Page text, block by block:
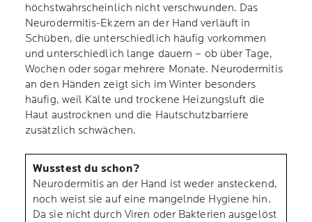
höchstwahrscheinlich nicht verschwunden. Das
Neurodermitis-Ekzem an der Hand verläuft in
Schüben, die unterschiedlich häufig vorkommen
und unterschiedlich lange dauern – ob über Tage,
Wochen oder sogar mehrere Monate. Neurodermitis
an den Händen zeigt sich im Winter besonders
häufig, weil Kälte und trockene Heizungsluft die
Haut austrocknen und die Hautschutzbarriere
zusätzlich schwächen.
Wusstest du schon?
Neurodermitis an der Hand ist weder ansteckend,
noch weist sie auf eine mangelnde Hygiene hin.
Da sie nicht durch Viren oder Bakterien ausgelöst